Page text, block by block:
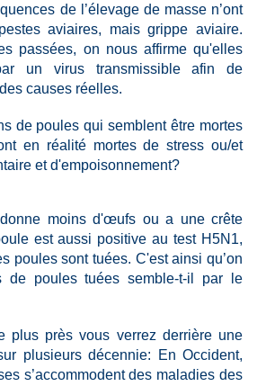
de l’élevage de masse n’ont
aviaires, mais grippe aviaire.
passées, on nous affirme qu'elles
un virus transmissible afin de
causes réelles.
de poules qui semblent être mortes
en réalité mortes de stress ou/et
et d'empoisonnement?
moins d'œufs ou a une crête
est aussi positive au test H5N1,
poules sont tuées. C'est ainsi qu’on
de poules tuées semble-t-il par le
plus près vous verrez derrière une
plusieurs décennie: En Occident,
s’accommodent des maladies des